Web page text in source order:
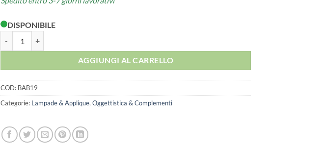
DISPONIBILE
AGGIUNGI AL CARRELLO
COD: BAB19
Categorie: Lampade & Applique,Oggettistica & Complementi